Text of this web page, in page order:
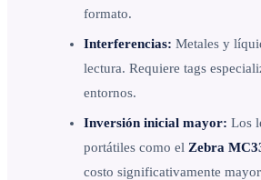
formato.
Interferencias: Metales y
lectura. Requiere tags
entornos.
Inversión inicial mayor: Los
portátiles como el Zebra
costo significativamente